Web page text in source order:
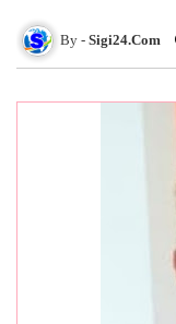
Sigi24.Com